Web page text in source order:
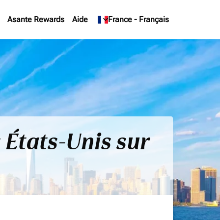
Asante Rewards Aide France - Français
keyboard_arrow_down
États-Unis sur